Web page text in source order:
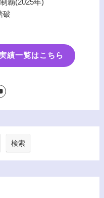
覇(2025年)
破
績一覧はこちら
検索